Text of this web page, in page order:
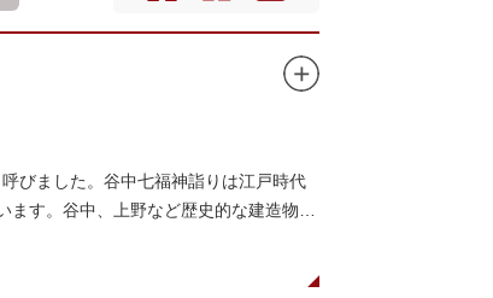
びました。谷中七福神詣りは江戸時代
す。谷中、上野など歴史的な建造物や